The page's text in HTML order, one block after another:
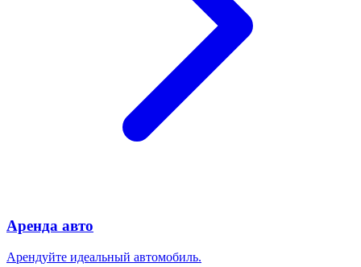
Аренда авто
Арендуйте идеальный автомобиль.